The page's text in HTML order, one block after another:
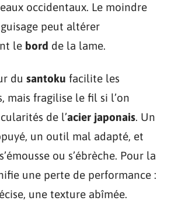
occidentaux. Le moindre
peut altérer
le bord de la lame.
du santoku facilite les
mais fragilise le fil si l’on
de l’acier japonais. Un
un outil mal adapté, et
ou s’ébrèche. Pour la
une perte de performance :
une texture abîmée.